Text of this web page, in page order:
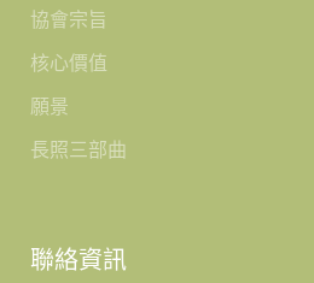
協會宗旨
核心價值
願景
長照三部曲
聯絡資訊